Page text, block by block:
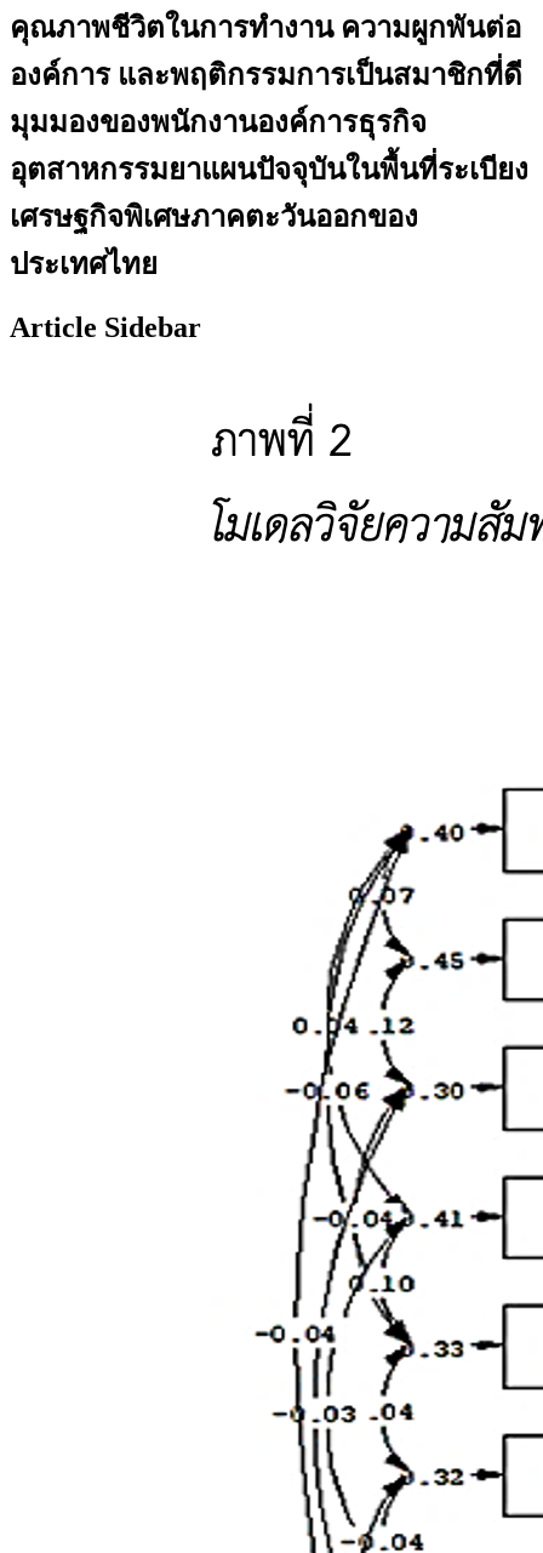
คุณภาพชีวิตในการทำงาน ความผูกพันต่อ
องค์การ และพฤติกรรมการเป็นสมาชิกที่ดี
มุมมองของพนักงานองค์การธุรกิจ
อุตสาหกรรมยาแผนปัจจุบันในพื้นที่ระเบียง
เศรษฐกิจพิเศษภาคตะวันออกของ
ประเทศไทย
Article Sidebar